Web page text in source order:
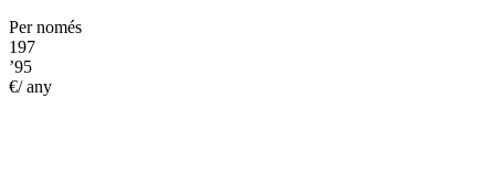
Per només
197
’95
€/ any